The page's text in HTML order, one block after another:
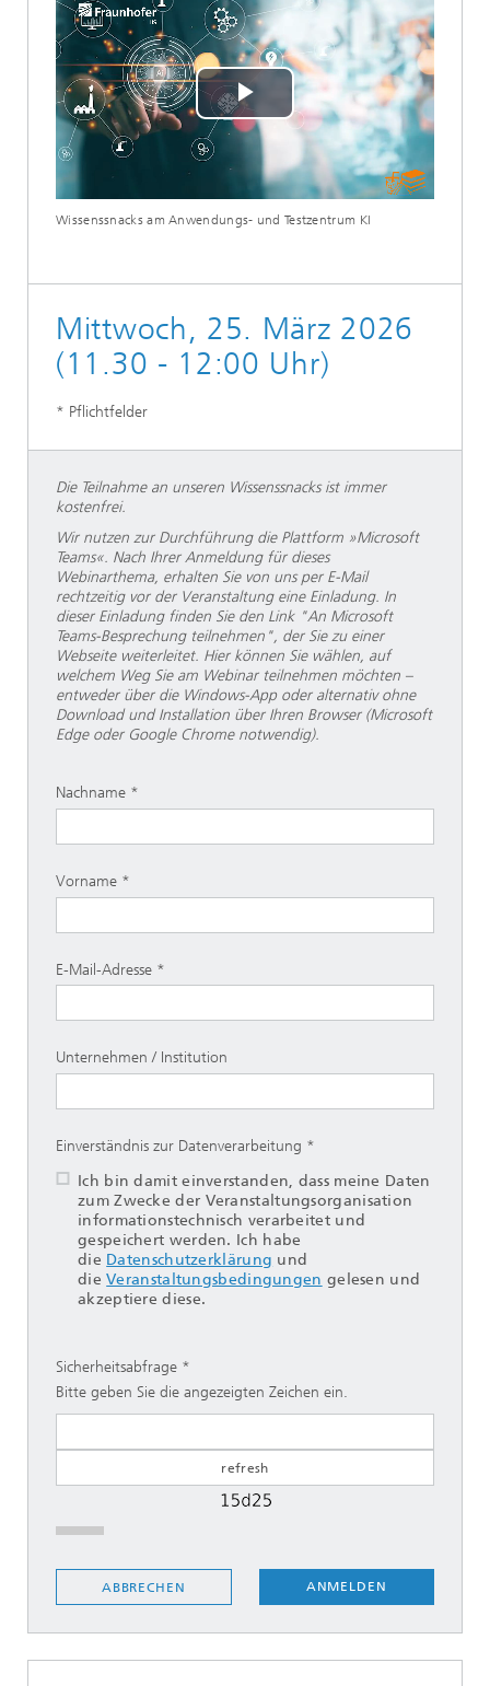
Play
Video
Wissenssnacks am Anwendungs- und Testzentrum KI
Mittwoch, 25. März 2026
(11.30 - 12:00 Uhr)
* Pflichtfelder
Die Teilnahme an unseren Wissenssnacks ist immer
kostenfrei.
Wir nutzen zur Durchführung die Plattform »Microsoft
Teams«. Nach Ihrer Anmeldung für dieses
Webinarthema, erhalten Sie von uns per E-Mail
rechtzeitig vor der Veranstaltung eine Einladung. In
dieser Einladung finden Sie den Link "An Microsoft
Teams-Besprechung teilnehmen", der Sie zu einer
Webseite weiterleitet. Hier können Sie wählen, auf
welchem Weg Sie am Webinar teilnehmen möchten –
entweder über die Windows-App oder alternativ ohne
Download und Installation über Ihren Browser (Microsoft
Edge oder Google Chrome notwendig).
Nachname
Vorname
E-Mail-Adresse
Unternehmen / Institution
Einverständnis zur Datenverarbeitung
Ich bin damit einverstanden, dass meine Daten
zum Zwecke der Veranstaltungsorganisation
informationstechnisch verarbeitet und
gespeichert werden. Ich habe
die Datenschutzerklärung und
dieVeranstaltungsbedingungen gelesen und
akzeptiere diese.
Sicherheitsabfrage
Bitte geben Sie die angezeigten Zeichen ein.
ANMELDEN
ABBRECHEN